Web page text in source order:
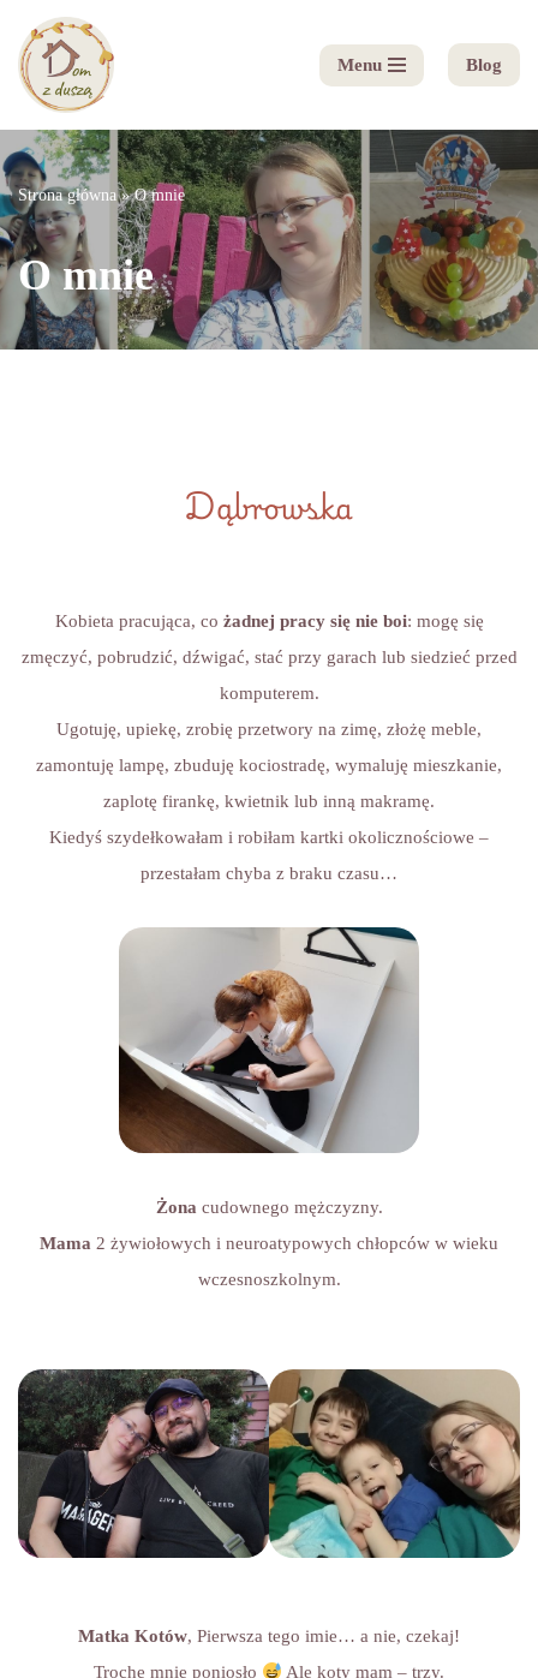
Przejdź
do
treści
Menu Blog
Strona główna»O mnie
O mnie
Dąbrowska
Kobieta pracująca, co żadnej pracy się nie boi: mogę się
zmęczyć, pobrudzić, dźwigać, stać przy garach lub siedzieć przed
komputerem.
Ugotuję, upiekę, zrobię przetwory na zimę, złożę meble,
zamontuję lampę, zbuduję kociostradę, wymaluję mieszkanie,
zaplotę firankę, kwietnik lub inną makramę.
Kiedyś szydełkowałam i robiłam kartki okolicznościowe –
przestałam chyba z braku czasu…
Żona cudownego mężczyzny.
Mama 2 żywiołowych i neuroatypowych chłopców w wieku
wczesnoszkolnym.
Matka Kotów, Pierwsza tego imie… a nie, czekaj!
Trochę mnie poniosło
Ale koty mam – trzy.